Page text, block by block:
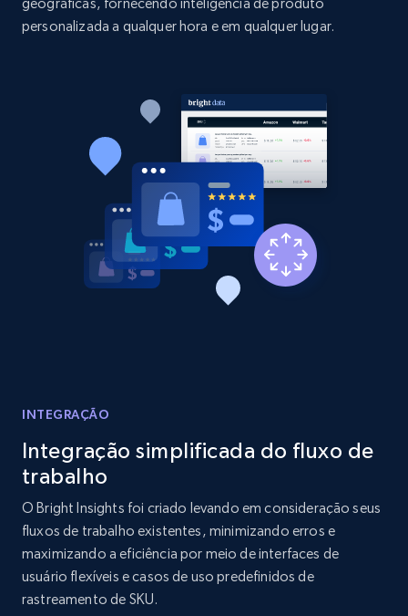
1.9K+ 323+ Comece agora
Etsy - Collect data on products using
specified keywords
URL, Product id, Listing inventory id, Title, Rating,
Reviews count shop, Reviews count item, Initial
1.9K+ Comece agora
1.9K+ 323+ Comece agora
Amazon products search
Asin, URL, Name, Sponsored, Initial price, Final
price, Currency, Sold, and more.
personalizada a qualquer hora e em qualquer lugar.
INTEGRAÇÃO
Integração simplificada do fluxo de
trabalho
O Bright Insights foi criado levando em consideração seus
fluxos de trabalho existentes, minimizando erros e
maximizando a eficiência por meio de interfaces de
usuário flexíveis e casos de uso predefinidos de
rastreamento de SKU.